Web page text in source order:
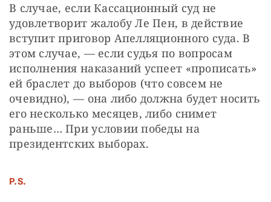
В случае, если Кассационный суд не
удовлетворит жалобу Ле Пен, в действие
вступит приговор Апелляционного суда. В
этом случае, — если судья по вопросам
исполнения наказаний успеет «прописать»
ей браслет до выборов (что совсем не
очевидно), — она либо должна будет носить
его несколько месяцев, либо снимет
раньше… При условии победы на
президентских выборах.
P.S.